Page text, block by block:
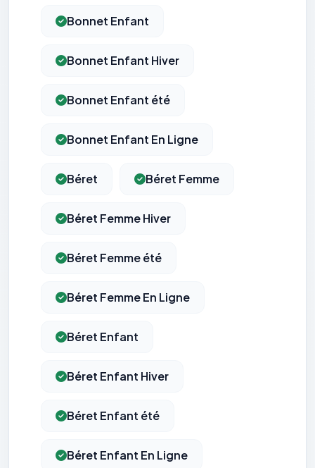
Bonnet Enfant
Bonnet Enfant Hiver
Bonnet Enfant été
Bonnet Enfant En Ligne
Béret Béret Femme
Béret Femme Hiver
Béret Femme été
Béret Femme En Ligne
Béret Enfant
Béret Enfant Hiver
Béret Enfant été
Béret Enfant En Ligne